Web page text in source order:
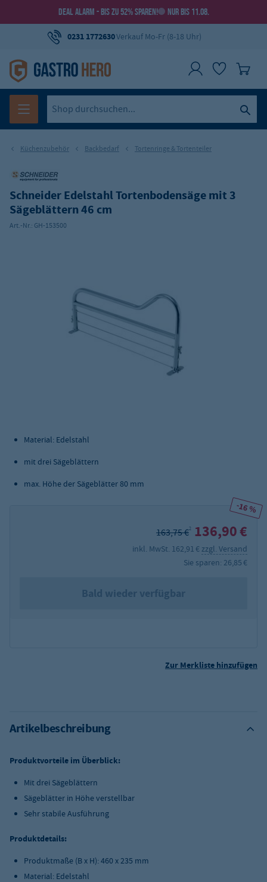
DEAL ALARM - BIS ZU 52% SPAREN! NUR BIS 11.08.
0231 1772630Verkauf Mo-Fr (8-18 Uhr)
Küchenzubehör Backbedarf Tortenringe & Tortenteiler
Schneider Edelstahl Tortenbodensäge mit 3
Sägeblättern 46 cm
Art.-Nr.: GH-153500
Material: Edelstahl
mit drei Sägeblättern
max. Höhe der Sägeblätter 80 mm
-16 %
163,75 €2 136,90 €
inkl. MwSt. 162,91 € zzgl. Versand
Sie sparen: 26,85 €
Bald wieder verfügbar
Zur Merkliste hinzufügen
Artikelbeschreibung
Produktvorteile im Überblick:
Mit drei Sägeblättern
Sägeblätter in Höhe verstellbar
Sehr stabile Ausführung
Produktdetails:
Produktmaße (B x H): 460 x 235 mm
Material: Edelstahl